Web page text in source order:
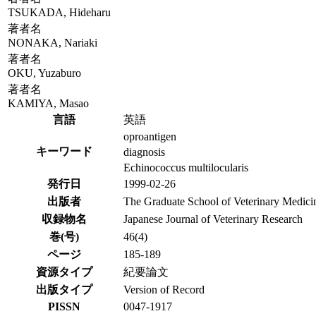
TSUKADA, Hideharu
著者名
NONAKA, Nariaki
著者名
OKU, Yuzaburo
著者名
KAMIYA, Masao
言語
英語
キーワード
oproantigen
diagnosis
Echinococcus multilocularis
発行日
1999-02-26
出版者
The Graduate School of Veterinary
収録物名
Japanese Journal of Veterinary Research
巻(号)
46(4)
ページ
185-189
資源タイプ
紀要論文
出版タイプ
Version of Record
PISSN
0047-1917